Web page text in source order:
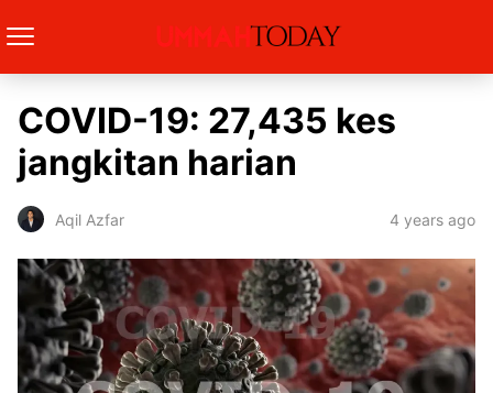
COVID-19: 27,435 kes
jangkitan harian
Aqil Azfar 4 years ago